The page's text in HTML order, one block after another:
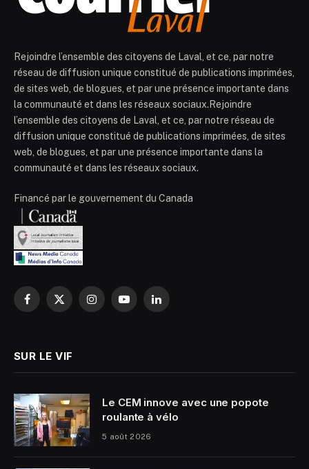
Rejoindre l’ensemble des citoyens de Laval, et ce, par notre
réseau de diffusion unique constitué de publications imprimées,
de sites web, de blogues, et par une présence importante dans
la communauté et dans les réseaux sociaux.Rejoindre
l’ensemble des citoyens de Laval, et ce, par notre réseau de
diffusion unique constitué de publications imprimées, de sites
web, de blogues, et par une présence importante dans la
communauté et dans les réseaux sociaux.
Financé par le gouvernement du Canada
Facebook
X
InstagramYouTubeLinkedIn
SUR LE VIF
Le CEM innove avec une popote
roulante à vélo
5 août 2026